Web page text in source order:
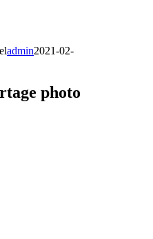
admin2021-02-
photo